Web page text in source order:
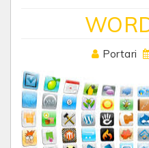
Portari